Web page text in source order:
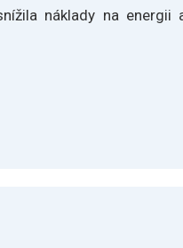
náklady na energii